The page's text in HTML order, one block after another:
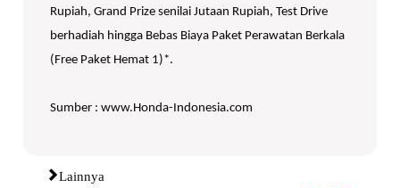
Rupiah, Grand Prize senilai Jutaan Rupiah, Test Drive
berhadiah hingga Bebas Biaya Paket Perawatan Berkala
(Free Paket Hemat 1)*.
Sumber : www.Honda-Indonesia.com
Lainnya